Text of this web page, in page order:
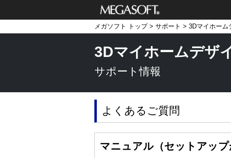
メガソフト株式
会社
メガソフト トップ> サポート > 3Dマイホーム
3Dマイホームデザ
サポート情報
よくあるご質問
マニュアル（セットアッ